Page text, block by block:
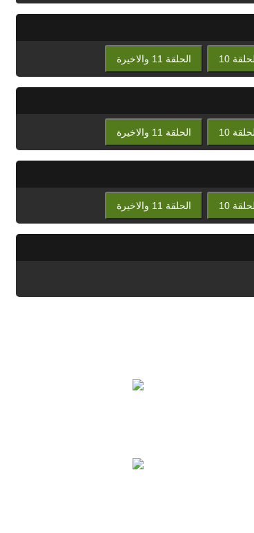
10 الحلقة 11 والاخيرة
10 الحلقة 11 والاخيرة
10 الحلقة 11 والاخيرة